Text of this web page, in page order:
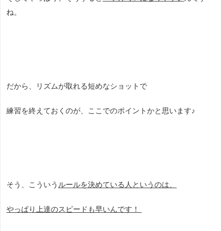
ね。
だから、リズムが取れる短めなショットで
練習を終えておくのが、ここでのポイントかと思います♪
そう、こういう ルールを決めている人というのは、
やっぱり上達のスピードも早いんです！